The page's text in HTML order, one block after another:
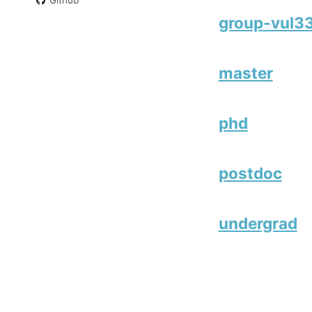
group-
master
phd
postdoc
undergrad